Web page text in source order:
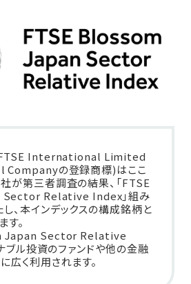
International Limited
Companyの登録商標)はここ
が第三者調査の結果、「FTSE
Relative Index」組み
、本インデックスの構成銘柄と
す。
Japan Sector Relative
ブル投資のファンドや他の金融
広く利用されます。